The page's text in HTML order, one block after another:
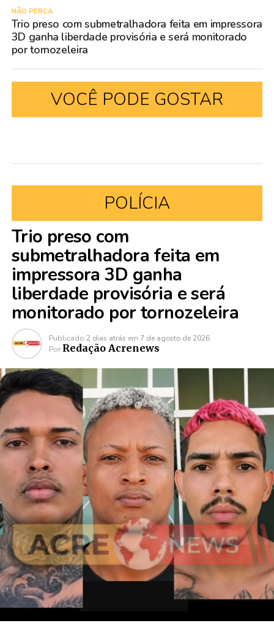
NÃO PERCA
Trio preso com submetralhadora feita em impressora
3D ganha liberdade provisória e será monitorado
por tornozeleira
VOCÊ PODE GOSTAR
POLÍCIA
Trio preso com
submetralhadora feita em
impressora 3D ganha
liberdade provisória e será
monitorado por tornozeleira
Publicado 2 dias atrás em 7 de agosto de 2026
Por Redação Acrenews